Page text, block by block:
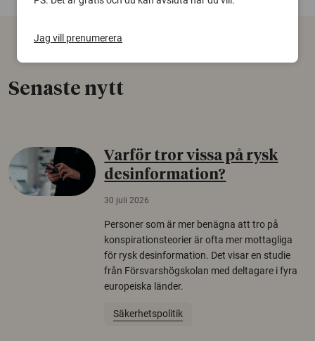
Senaste nytt
Varför tror vissa på rysk
desinformation?
30 juli 2026
Personer som är mer benägna att tro på
konspirationsteorier är ofta mer mottagliga
för rysk desinformation. Det visar en studie
från Försvarshögskolan med deltagare i fyra
europeiska länder.
Säkerhetspolitik
Jag vill prenumerera